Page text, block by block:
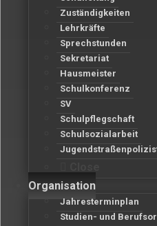
Zuständigkeiten
Lehrkräfte
Sprechstunden
Sekretariat
Hausmeister
Schulkonferenz
SV
Schulpflegschaft
Schulsozialarbeit
Organisation
Jahresterminplan
Studien- und